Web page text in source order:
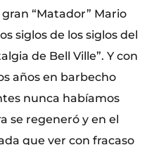
“Matador” Mario
siglos de los siglos del
de Bell Ville”. Y con
años en barbecho
nunca habíamos
se regeneró y en el
que ver con fracaso